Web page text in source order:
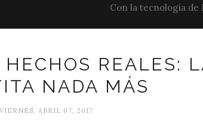
Con la tecnología de
REALES:
NADA MÁS
VIERNES, ABRIL 07, 2017